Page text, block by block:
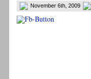
November 6th, 2009